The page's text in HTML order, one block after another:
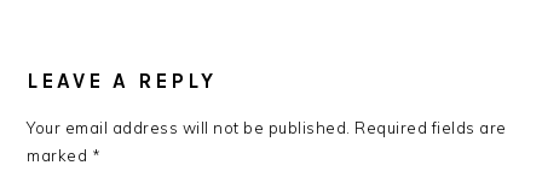
LEAVE A REPLY
Your email address will not be published. Required fields are
marked *